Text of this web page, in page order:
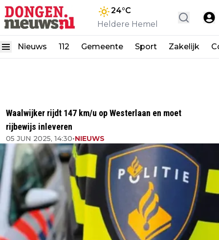
24°C
Heldere Hemel
Nieuws 112 Gemeente Sport Zakelijk
Waalwijker rijdt 147 km/u op Westerlaan en moet
rijbewijs inleveren
05 JUN 2025, 14:30•NIEUWS